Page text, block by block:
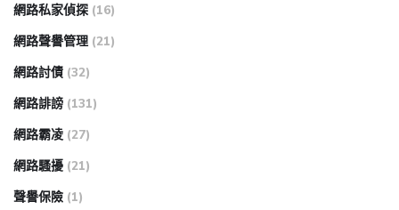
網路私家偵探 (16)
網路聲譽管理 (21)
網路討債 (32)
網路誹謗 (131)
網路霸凌 (27)
網路騷擾 (21)
聲譽保險 (1)